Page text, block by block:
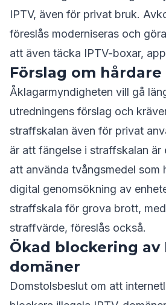
IPTV, även för privat bruk.
föreslås moderniseras och
att även täcka IPTV-boxar,
Förslag om
Åklagarmyndigheten vill gå
utredningens förslag och
straffskalan även för privat
är att fängelse i straffskalan
att använda tvångsmedel som
digital genomsökning av
straffskala för grova brott,
straffvärde, föreslås också.
Ökad blockering av
domäner
Domstolsbeslut om att